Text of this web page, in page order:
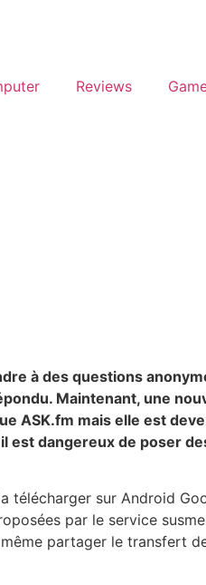
Reviews
à des questions
Maintenant, une
ASK.fm mais elle est
dangereux de poser
télécharger sur Android
par le service
partager le transfert